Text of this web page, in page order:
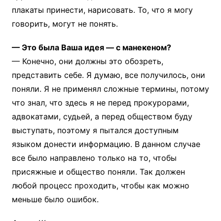
плакаты принести, нарисовать. То, что я могу
говорить, могут не понять.
— Это была Ваша идея — с манекеном?
— Конечно, они должны это обозреть,
представить себе. Я думаю, все получилось, они
поняли. Я не применял сложные термины, потому
что знал, что здесь я не перед прокурорами,
адвокатами, судьей, а перед обществом буду
выступать, поэтому я пытался доступным
языком донести информацию. В данном случае
все было направлено только на то, чтобы
присяжные и общество поняли. Так должен
любой процесс проходить, чтобы как можно
меньше было ошибок.